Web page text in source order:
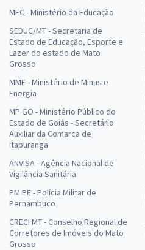
MEC - Ministério da Educação
SEDUC/MT - Secretaria de
Estado de Educação, Esporte e
Lazer do estado de Mato
Grosso
MME - Ministério de Minas e
Energia
MP GO - Ministério Público do
Estado de Goiás - Secretário
Auxiliar da Comarca de
Itapuranga
ANVISA - Agência Nacional de
Vigilância Sanitária
PM PE - Polícia Militar de
Pernambuco
CRECI MT - Conselho Regional de
Corretores de Imóveis do Mato
Grosso